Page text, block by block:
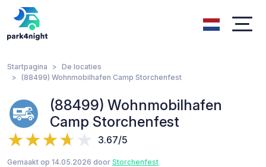
Startpagina
De locaties
(88499) Wohnmobilhafen Camp Storchenfest
(88499) Wohnmobilhafen
Camp Storchenfest
3.67/5
Gemaakt op 14.05.2026 door Storchenfest